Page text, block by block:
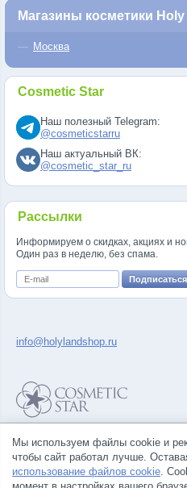
Магазины косметики Holy
Москва
Cosmetic Star
Наш полезный Telegram:
@cosmeticstarru
Наш актуальный ВК:
@cosmetic_star_ru
Рассылки
Информируем о скидках, акциях и
Один раз в неделю, без спама.
Правила продажи товаров
Согласие на обработку персональных
info@holylandshop.ru
Мы используем файлы cookie и
чтобы сайт работал лучше.
использование файлов cookie.